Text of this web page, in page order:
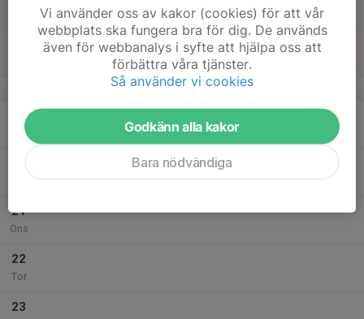
v.43
Mån
21
Ons
22
Tor
23
Vi använder oss av kakor (cookies) för att vår
webbplats ska fungera bra för dig. De används
även för webbanalys i syfte att hjälpa oss att
förbättra våra tjänster.
Så använder vi cookies
Godkänn alla kakor
Bara nödvändiga